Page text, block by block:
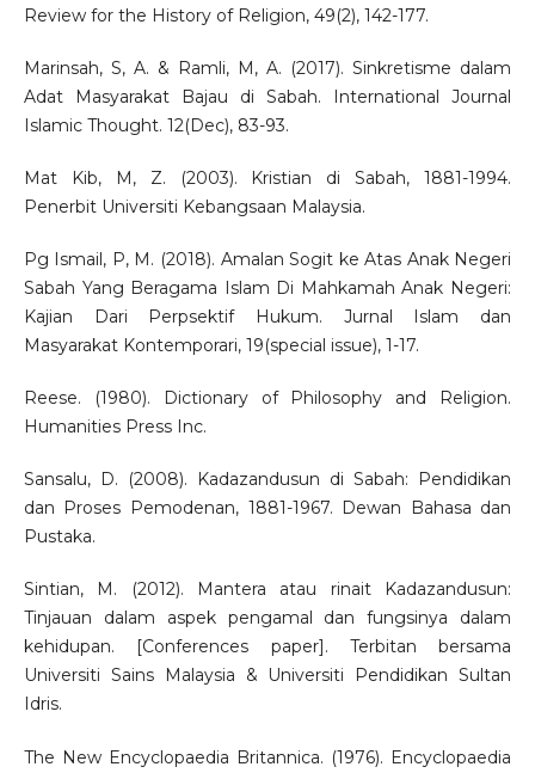
Review for the History of Religion, 49(2), 142-177.
Marinsah, S, A. & Ramli, M, A. (2017). Sinkretisme dalam
Adat Masyarakat Bajau di Sabah. International Journal
Islamic Thought. 12(Dec), 83-93.
Mat Kib, M, Z. (2003). Kristian di Sabah, 1881-1994.
Penerbit Universiti Kebangsaan Malaysia.
Pg Ismail, P, M. (2018). Amalan Sogit ke Atas Anak Negeri
Sabah Yang Beragama Islam Di Mahkamah Anak Negeri:
Kajian Dari Perpsektif Hukum. Jurnal Islam dan
Masyarakat Kontemporari, 19(special issue), 1-17.
Reese. (1980). Dictionary of Philosophy and Religion.
Humanities Press Inc.
Sansalu, D. (2008). Kadazandusun di Sabah: Pendidikan
dan Proses Pemodenan, 1881-1967. Dewan Bahasa dan
Pustaka.
Sintian, M. (2012). Mantera atau rinait Kadazandusun:
Tinjauan dalam aspek pengamal dan fungsinya dalam
kehidupan. [Conferences paper]. Terbitan bersama
Universiti Sains Malaysia & Universiti Pendidikan Sultan
Idris.
The New Encyclopaedia Britannica. (1976). Encyclopaedia